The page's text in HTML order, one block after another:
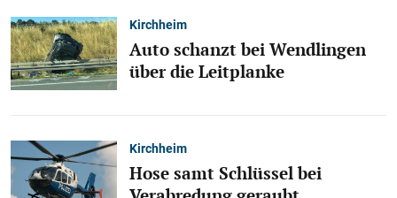
Kirchheim
Auto schanzt bei Wendlingen
über die Leitplanke
Kirchheim
Hose samt Schlüssel bei